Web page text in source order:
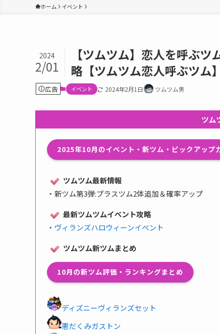
ホーム イベント
【ツムツム】恋人を呼ぶ
略【ツムツム恋人呼ぶツム】
2024
2/01
広告 イベント 2024年2月1日 ツムツム男
ツム
2025年10月のイベント・新ツム・ピックアップ
ツムツム最新情報
・ 新ツム第3弾:プラスツム2体追加＆確率アップ
最新ツムツムイベント攻略
・ ヴィランズハロウィーンイベント
ツムツム新ツムまとめ
10月の新ツム評価・ランキングまとめ
ディズニーヴィランズセット
悪だくみガストン